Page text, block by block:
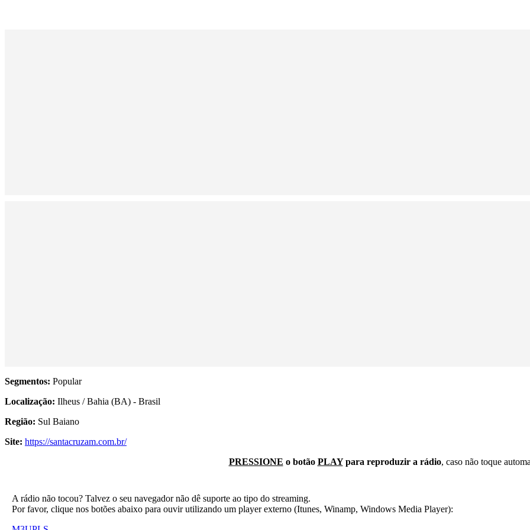
Segmentos: Popular
Localização: Ilheus / Bahia (BA) - Brasil
Região: Sul Baiano
Site: https://santacruzam.com.br/
PRESSIONE o botão PLAYpara reproduzir a rádio, caso não toque
A rádio não tocou? Talvez o seu navegador não dê suporte ao tipo do streaming.
Por favor, clique nos botões abaixo para ouvir utilizando um player externo (Itunes, Winamp, Windows Media Player):